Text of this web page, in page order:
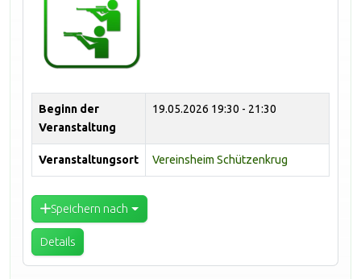
Beginn der
Veranstaltung
19.05.2026 19:30 - 21:30
Veranstaltungsort Vereinsheim Schützenkrug
Speichern nach
Details